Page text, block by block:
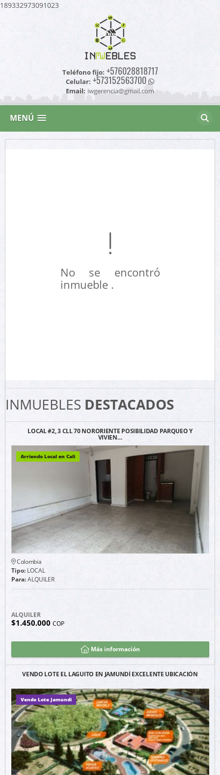
189332973091023
Teléfono fijo: +576028818717
Celular: +573152563700
Email: iwgerencia@gmail.com
MENÚ
No se encontró
inmueble .
INMUEBLESDESTACADOS
LOCAL #2, 3 CLL 70 NORORIENTE POSIBILIDAD PARQUEO Y
VIVIEN…
Arriendo Local en Cali
Colombia
Tipo:LOCAL
Para:ALQUILER
ALQUILER
$1.450.000COP
Más información
VENDO LOTE EL LAGUITO EN JAMUNDÍ EXCELENTE UBICACIÓN
Vendo Lote Jamundi